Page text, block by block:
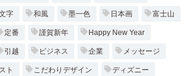
字 和風 墨一色 日本画 富士山
定番 謹賀新年 Happy New Year
引越 ビジネス 企業 メッセージ
ト こだわりデザイン ディズニー